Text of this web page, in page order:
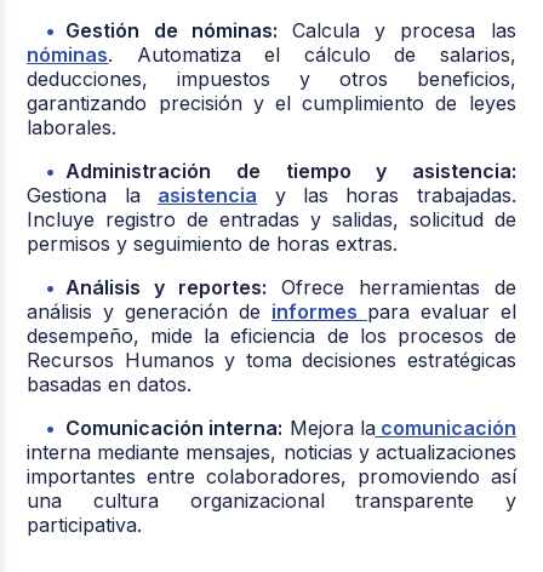
Gestión de nóminas: Calcula y procesa las
nóminas. Automatiza el cálculo de salarios,
deducciones, impuestos y otros beneficios,
garantizando precisión y el cumplimiento de leyes
laborales.
Administración de tiempo y asistencia:
Gestiona la asistencia y las horas trabajadas.
Incluye registro de entradas y salidas, solicitud de
permisos y seguimiento de horas extras.
Análisis y reportes: Ofrece herramientas de
análisis y generación de informes para evaluar el
desempeño, mide la eficiencia de los procesos de
Recursos Humanos y toma decisiones estratégicas
basadas en datos.
Comunicación interna: Mejora lacomunicación
interna mediante mensajes, noticias y actualizaciones
importantes entre colaboradores, promoviendo así
una cultura organizacional transparente y
participativa.